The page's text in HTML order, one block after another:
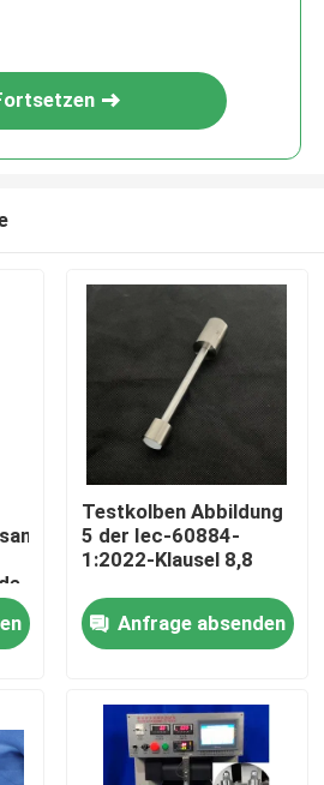
Testkolben Abbildung
5 der Iec-60884-
1:2022-Klausel 8,8
Anfrage absenden